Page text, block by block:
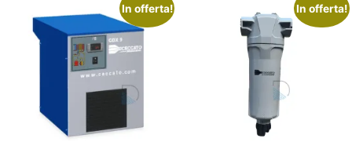
In offerta! In offerta!